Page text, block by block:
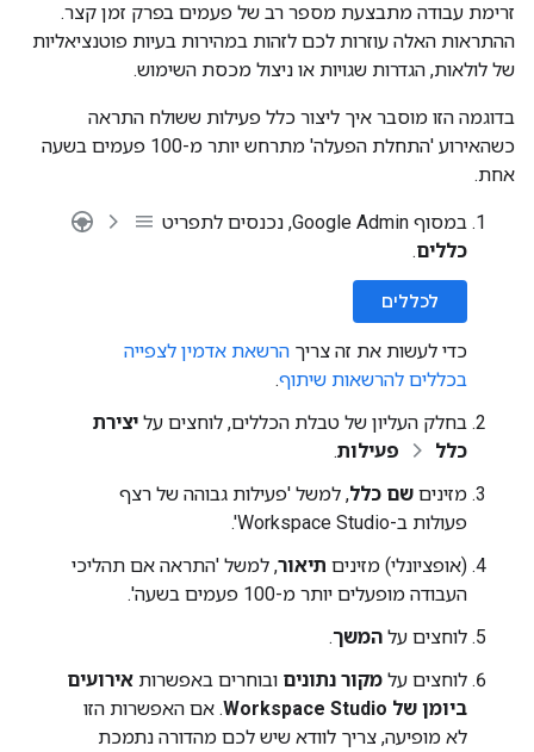
זרימת עבודה מתבצעת מספר רב של פעמים בפרק זמן קצר.
ההתראות האלה עוזרות לכם לזהות במהירות בעיות פוטנציאליות
של לולאות, הגדרות שגויות או ניצול מכסת השימוש.
בדוגמה הזו מוסבר איך ליצור כלל פעילות ששולח התראה
כשהאירוע 'התחלת הפעלה' מתרחש יותר מ-100 פעמים בשעה
אחת.
במסוף Google Admin, נכנסים לתפריט
כללים.
לכללים
כדי לעשות את זה צריך הרשאת אדמין לצפייה
בכללים להרשאות שיתוף.
בחלק העליון של טבלת הכללים, לוחצים על יצירת
כלל
פעילות.
מזינים שם כלל, למשל 'פעילות גבוהה של רצף
פעולות ב-Workspace Studio'.
(אופציונלי) מזינים תיאור, למשל 'התראה אם תהליכי
העבודה מופעלים יותר מ-100 פעמים בשעה'.
לוחצים על המשך.
לוחצים על מקור נתונים ובוחרים באפשרות אירועים
ביומן של Workspace Studio
. אם האפשרות הזו
לא מופיעה, צריך לוודא שיש לכם מהדורה נתמכת